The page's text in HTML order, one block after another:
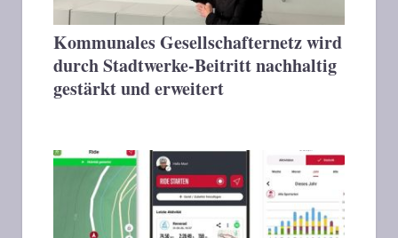
Kommunales Gesellschafternetz wird
durch Stadtwerke-Beitritt nachhaltig
gestärkt und erweitert